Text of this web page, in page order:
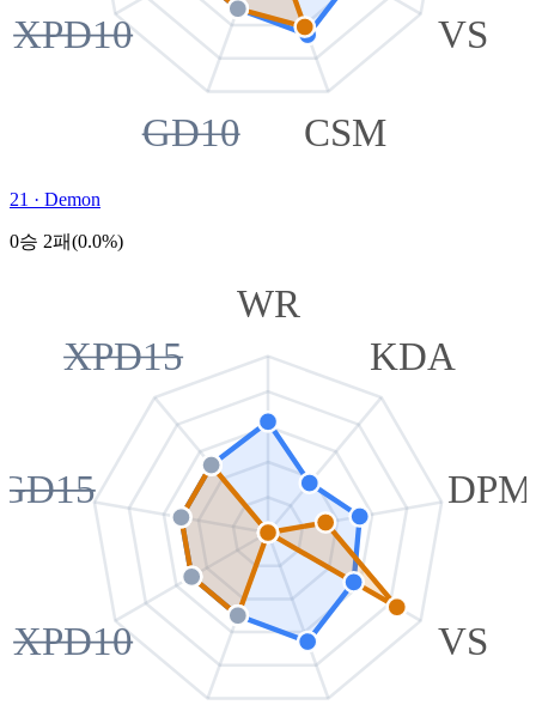
VS
CSM
GD10
XPD10
21 · Demon
0승 2패(0.0%)
WR
KDA
DPM
VS
XPD10
XPD15